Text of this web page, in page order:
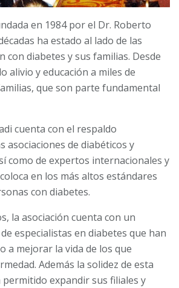
en 1984 por el Dr. Roberto
ha estado al lado de las
con diabetes y sus familias. Desde
alivio y educación a miles de
que son parte fundamental
cuenta con el respaldo
asociaciones de diabéticos y
como de expertos internacionales y
en los más altos estándares
con diabetes.
la asociación cuenta con un
especialistas en diabetes que han
a mejorar la vida de los que
Además la solidez de esta
expandir sus filiales y